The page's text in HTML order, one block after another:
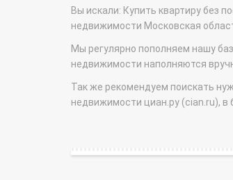
Вы искали: Купить квартиру без
недвижимости Московская
Мы регулярно пополняем нашу
недвижимости наполняются
Так же рекомендуем поискать
недвижимости циан.ру (cian.ru), в